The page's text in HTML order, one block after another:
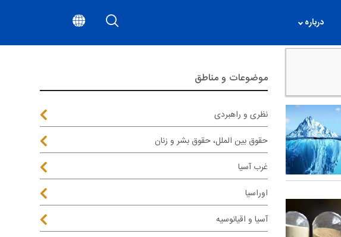
درباره
موضوعات و مناطق
نظری و راهبردی
حقوق بین الملل، حقوق بشر و زنان
غرب آسیا
اوراسیا
آسیا و اقیانوسیه